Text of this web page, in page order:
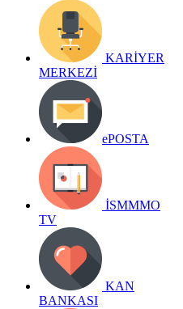
KARİYER
MERKEZİ
ePOSTA
İSMMMO
TV
KAN
BANKASI